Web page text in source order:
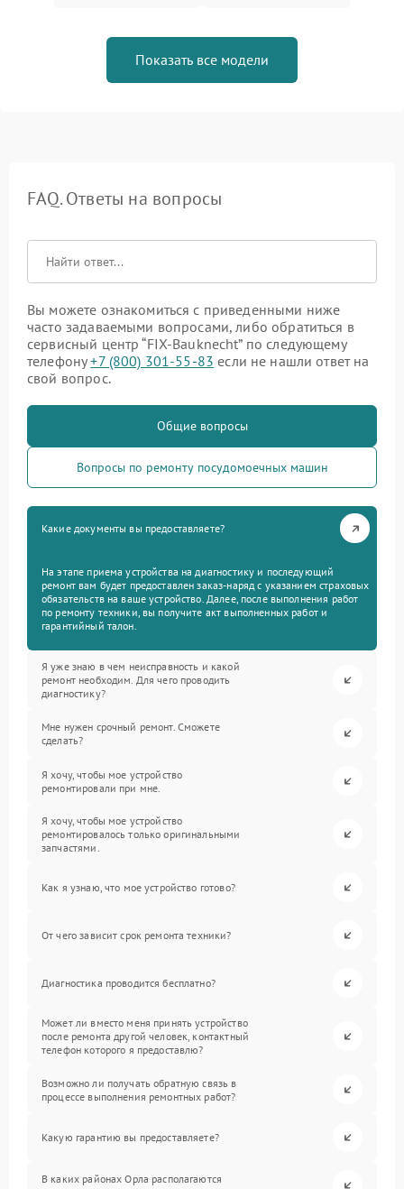
Показать все модели
FAQ. Ответы на вопросы
Вы можете ознакомиться с приведенными ниже
часто задаваемыми вопросами, либо обратиться в
сервисный центр “FIX-Bauknecht” по следующему
телефону+7 (800) 301-55-83 если не нашли ответ на
свой вопрос.
Общие вопросы
Вопросы по ремонту посудомоечных машин
Какие документы вы предоставляете?
На этапе приема устройства на диагностику и последующий
ремонт вам будет предоставлен заказ-наряд с указанием страховых
обязательств на ваше устройство. Далее, после выполнения работ
по ремонту техники, вы получите акт выполненных работ и
гарантийный талон.
Я уже знаю в чем неисправность и какой
ремонт необходим. Для чего проводить
диагностику?
Мне нужен срочный ремонт. Сможете
сделать?
Я хочу, чтобы мое устройство
ремонтировали при мне.
Я хочу, чтобы мое устройство
ремонтировалось только оригинальными
запчастями.
Как я узнаю, что мое устройство готово?
От чего зависит срок ремонта техники?
Диагностика проводится бесплатно?
Может ли вместо меня принять устройство
после ремонта другой человек, контактный
телефон которого я предоставлю?
Возможно ли получать обратную связь в
процессе выполнения ремонтных работ?
Какую гарантию вы предоставляете?
В каких районах Орла располагаются